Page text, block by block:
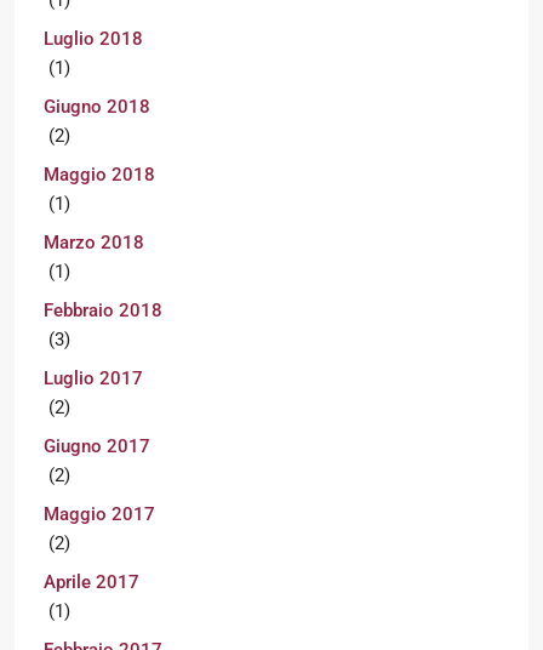
Luglio 2018
(1)
Giugno 2018
(2)
Maggio 2018
(1)
Marzo 2018
(1)
Febbraio 2018
(3)
Luglio 2017
(2)
Giugno 2017
(2)
Maggio 2017
(2)
Aprile 2017
(1)